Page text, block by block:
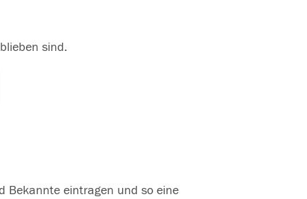
sind.
Bekannte eintragen und so eine